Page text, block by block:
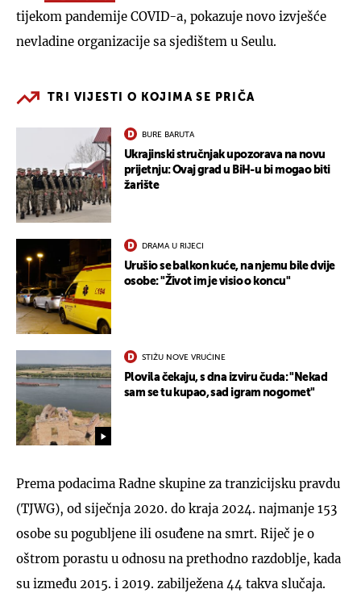
tijekom pandemije COVID-a, pokazuje novo izvješće
nevladine organizacije sa sjedištem u Seulu.
TRI VIJESTI O KOJIMA SE PRIČA
BURE BARUTA
Ukrajinski stručnjak upozorava na novu
prijetnju: Ovaj grad u BiH-u bi mogao biti
žarište
DRAMA U RIJECI
Urušio se balkon kuće, na njemu bile dvije
osobe: "Život im je visio o koncu"
STIŽU NOVE VRUĆINE
Plovila čekaju, s dna izviru čuda: "Nekad
sam se tu kupao, sad igram nogomet"
Prema podacima Radne skupine za tranzicijsku pravdu
(TJWG), od siječnja 2020. do kraja 2024. najmanje 153
osobe su pogubljene ili osuđene na smrt. Riječ je o
oštrom porastu u odnosu na prethodno razdoblje, kada
su između 2015. i 2019. zabilježena 44 takva slučaja.